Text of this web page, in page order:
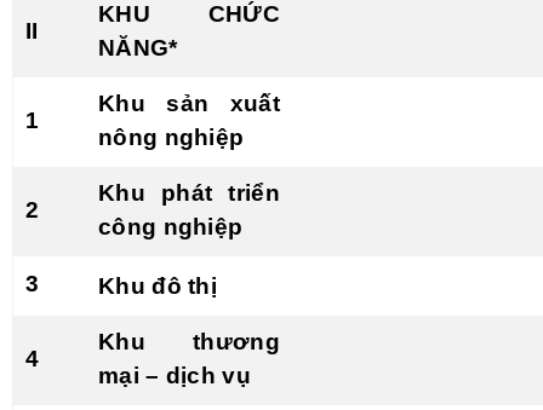
II
KHU CHỨC
NĂNG*
1
Khu sản xuất
nông nghiệp
2
Khu phát triển
công nghiệp
3 Khu đô thị
4
Khu thương
mại – dịch vụ